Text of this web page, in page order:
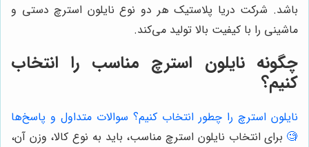
باشد. شرکت دریا پلاستیک هر دو نوع نایلون استرچ دستی و
ماشینی را با کیفیت بالا تولید می‌کند.
چگونه نایلون استرچ مناسب را انتخاب
کنیم؟
نایلون استرچ را چطور انتخاب کنیم؟ سوالات متداول و پاسخ‌ها
🧐 برای انتخاب نایلون استرچ مناسب، باید به نوع کالا، وزن آن،